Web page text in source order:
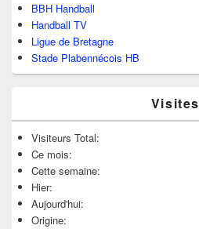
BBH Handball
Handball TV
Ligue de Bretagne
Stade Plabennécois HB
Visites
Visiteurs Total:
Ce mois:
Cette semaine:
Hier:
Aujourd'hui:
Origine: